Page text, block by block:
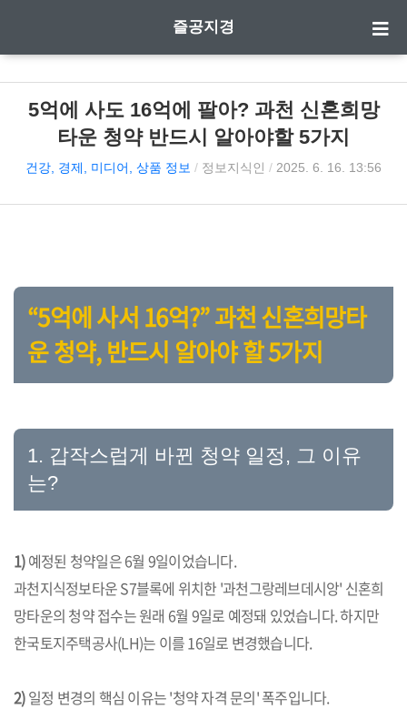
즐공지경
5억에 사도 16억에 팔아? 과천 신혼희망
타운 청약 반드시 알아야할 5가지
건강, 경제, 미디어, 상품 정보 / 정보지식인 / 2025. 6. 16. 13:56
“5억에 사서 16억?” 과천 신혼희망타
운 청약,반드시 알아야 할 5가지
1. 갑작스럽게 바뀐 청약 일정, 그 이유
는?
1)예정된 청약일은 6월 9일이었습니다.
과천지식정보타운 S7블록에 위치한 '과천그랑레브데시앙' 신혼희
망타운의 청약 접수는 원래 6월 9일로 예정돼 있었습니다. 하지만
한국토지주택공사(LH)는 이를 16일로 변경했습니다.
2)일정 변경의 핵심 이유는 '청약 자격 문의' 폭주입니다.